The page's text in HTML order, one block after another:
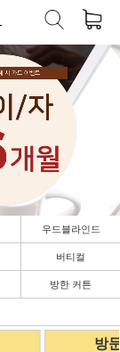
우드블라인드
버티컬
방한 커튼
방